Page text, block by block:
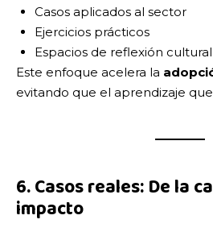
Casos aplicados al sector
Ejercicios prácticos
Espacios de reflexión cultural
Este enfoque acelera la
evitando que el aprendizaje
6. Casos reales: De la
impacto